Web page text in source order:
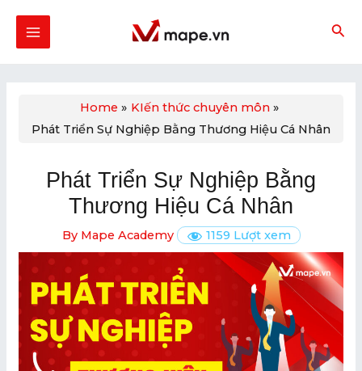
content
MAIN
MENU
Home
KIến thức chuyên môn
Phát Triển Sự Nghiệp Bằng Thương Hiệu Cá Nhân
Phát Triển Sự Nghiệp Bằng
Thương Hiệu Cá Nhân
By Mape Academy 1159 Lượt xem
navigation